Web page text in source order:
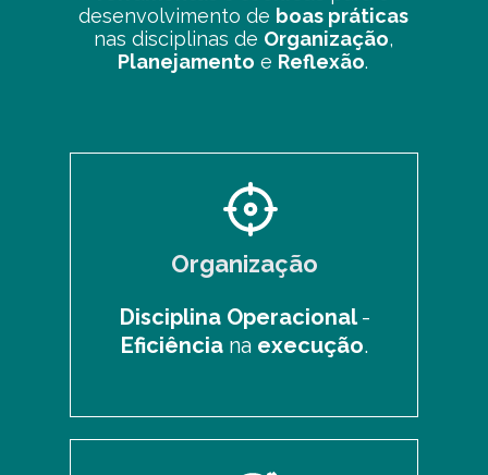
desenvolvimento de boas práticas
nas disciplinas de Organização,
Planejamento e Reflexão.
Disciplina Operacional-
Eficiência na execução.
Organização